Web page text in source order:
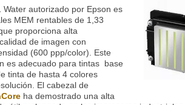
Water autorizado por Epson es
MEM rentables de 1,33
proporciona alta
de imagen con
(600 ppp/color). Este
es adecuado para tintas base
tinta de hasta 4 colores
El cabezal de
ha demostrado una alta